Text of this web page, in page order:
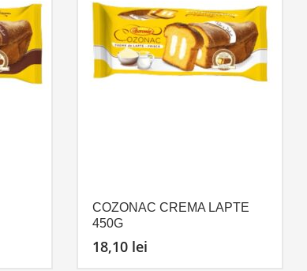
COZONAC CREMA LAPTE
450G
18,10 lei